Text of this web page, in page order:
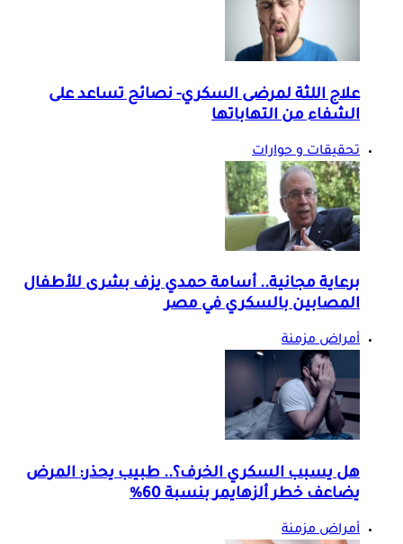
علاج اللثة لمرضى السكري- نصائح تساعد على
الشفاء من التهاباتها
تحقيقات و حوارات
برعاية مجانية.. أسامة حمدي يزف بشرى للأطفال
المصابين بالسكري في مصر
أمراض مزمنة
هل يسبب السكري الخرف؟.. طبيب يحذر: المرض
يضاعف خطر ألزهايمر بنسبة 60%
أمراض مزمنة